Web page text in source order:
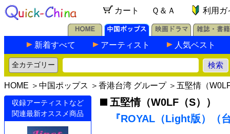
カート Ｑ＆Ａ 利用ガ
新着すべて アーティスト 人気ベスト
HOME ＞ 中国ポップス ＞ 香港台湾 グループ＞ 五堅情（
収録アーティストなど
関連最新オススメ商品
五堅情（W0LF（S））
『ROYAL（Light版）（